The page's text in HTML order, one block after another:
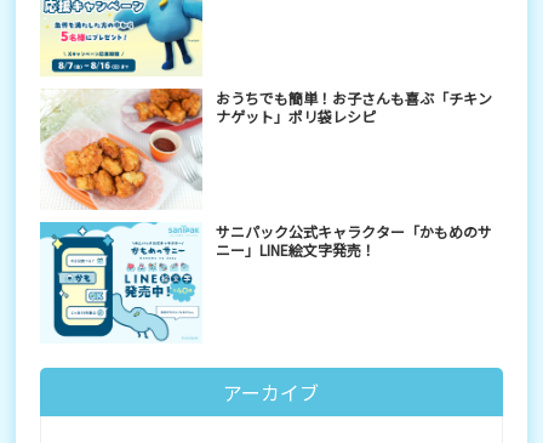
おうちでも簡単！お子さんも喜ぶ「チキン
ナゲット」ポリ袋レシピ
サニパック公式キャラクター「かもめのサ
ニー」LINE絵文字発売！
アーカイブ